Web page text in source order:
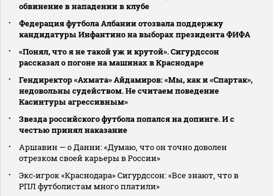
обвинение в нападении в клубе
Федерация футбола Албании отозвала поддержку
кандидатуры Инфантино на выборах президента ФИФА
«Понял, что я не такой уж и крутой». Сигурдссон
рассказал о погоне на машинах в Краснодаре
Гендиректор «Ахмата» Айдамиров: «Мы, как и «Спартак»,
недовольны судейством. Не считаем поведение
Касинтуры агрессивным»
Звезда российского футбола попался на допинге. И с
честью принял наказание
Аршавин — о Данни: «Думаю, что он точно доволен
отрезком своей карьеры в России»
Экс‑игрок «Краснодара» Сигурдссон: «Все знают, что в
РПЛ футболистам много платили»